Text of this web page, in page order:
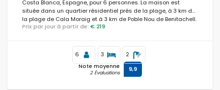
Costa Blanca, Espagne, pour 6 personnes. La maison est
située dans un quartier résidentiel près de la plage, à 3 km de
la plage de Cala Moraig et à 3 km de Poble Nou de Benitachell.
Prix par jour à partir de: € 219
6 3 2
Note moyenne
2 Évaluations 9,9